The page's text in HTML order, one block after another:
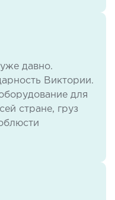
давно.
Виктории.
для
стране, груз
работает
будем